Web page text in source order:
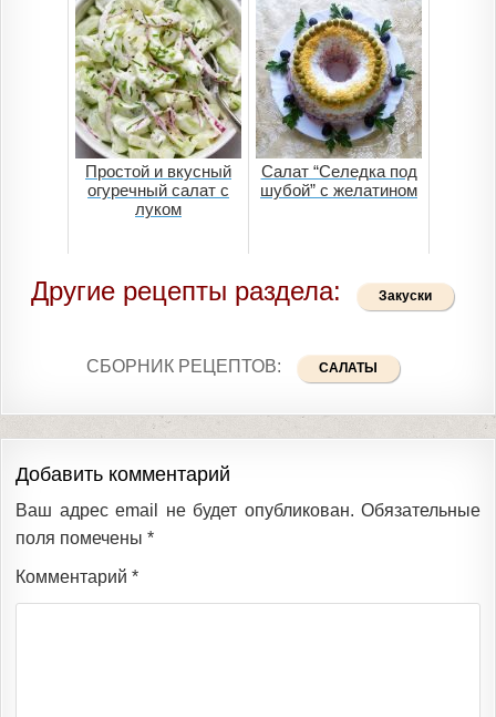
Простой и вкусный
огуречный салат с
луком
Салат “Селедка под
шубой” c желатином
Другие рецепты раздела: Закуски
СБОРНИК РЕЦЕПТОВ: САЛАТЫ
Добавить комментарий
Ваш адрес email не будет опубликован. Обязательные
поля помечены *
Комментарий *